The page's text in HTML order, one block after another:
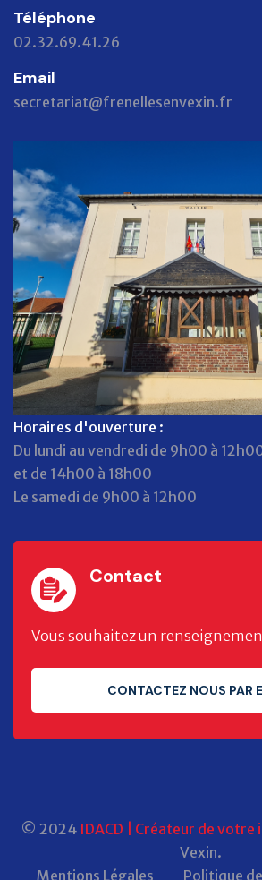
Téléphone
02.32.69.41.26
Email
secretariat@frenellesenvexin.fr
Horaires d'ouverture :
Du lundi au vendredi de 9h00 à
et de 14h00 à 18h00
Le samedi de 9h00 à 12h00
Contact
Vous souhaitez un
CONTACTEZ NOUS PAR
© 2024 IDACD | Créateur de votre
Vexin.
Mentions Légales
Politique